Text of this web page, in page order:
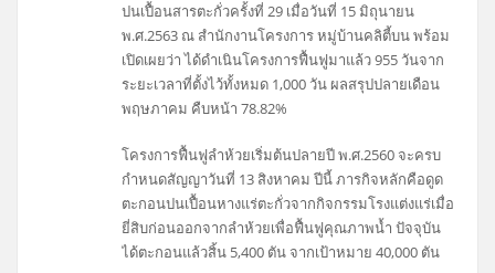
ปนเปื้อนสารตะกั่วครั้งที่ 29 เมื่อวันที่ 15 มิถุนายน
พ.ศ.2563 ณ สำนักงานโครงการ หมู่บ้านคลิตี้บน พร้อม
เปิดเผยว่า ได้ดำเนินโครงการฟื้นฟูมาแล้ว 955 วันจาก
ระยะเวลาที่ตั้งไว้ทั้งหมด 1,000 วัน ผลสรุปปลายเดือน
พฤษภาคม คืบหน้า 78.82%
โครงการฟื้นฟูลำห้วยเริ่มต้นปลายปี พ.ศ.2560 จะครบ
กำหนดสัญญาวันที่ 13 สิงหาคม ปีนี้ ภารกิจหลักคือดูด
ตะกอนปนเปื้อนหางแร่ตะกั่วจากกิจกรรมโรงแต่งแร่เมื่อ
ยี่สิบก่อนออกจากลำห้วยเพื่อฟื้นฟูคุณภาพน้ำ ปัจจุบัน
ได้ตะกอนแล้วสิ้น 5,400 ตัน จากเป้าหมาย 40,000 ตัน